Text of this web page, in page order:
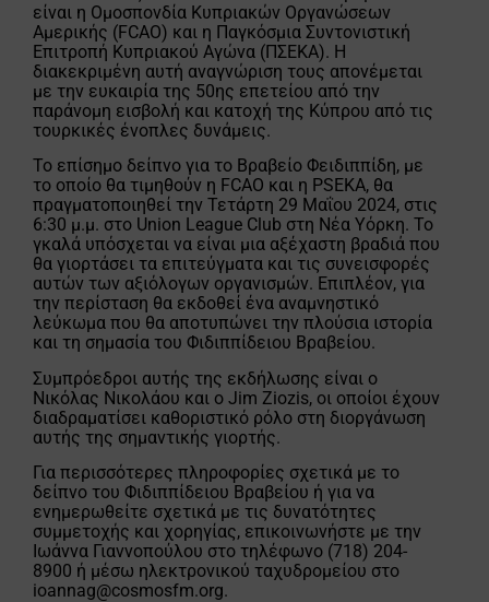
είναι η Ομοσπονδία Κυπριακών Οργανώσεων
Αμερικής (FCAO) και η Παγκόσμια Συντονιστική
Επιτροπή Κυπριακού Αγώνα (ΠΣΕΚΑ). Η
διακεκριμένη αυτή αναγνώριση τους απονέμεται
με την ευκαιρία της 50ης επετείου από την
παράνομη εισβολή και κατοχή της Κύπρου από τις
τουρκικές ένοπλες δυνάμεις.
Το επίσημο δείπνο για το Βραβείο Φειδιππίδη, με
το οποίο θα τιμηθούν η FCAO και η PSEKA, θα
πραγματοποιηθεί την Τετάρτη 29 Μαΐου 2024, στις
6:30 μ.μ. στο Union League Club στη Νέα Υόρκη. Το
γκαλά υπόσχεται να είναι μια αξέχαστη βραδιά που
θα γιορτάσει τα επιτεύγματα και τις συνεισφορές
αυτών των αξιόλογων οργανισμών. Επιπλέον, για
την περίσταση θα εκδοθεί ένα αναμνηστικό
λεύκωμα που θα αποτυπώνει την πλούσια ιστορία
και τη σημασία του Φιδιππίδειου Βραβείου.
Συμπρόεδροι αυτής της εκδήλωσης είναι ο
Νικόλας Νικολάου και ο Jim Ziozis, οι οποίοι έχουν
διαδραματίσει καθοριστικό ρόλο στη διοργάνωση
αυτής της σημαντικής γιορτής.
Για περισσότερες πληροφορίες σχετικά με το
δείπνο του Φιδιππίδειου Βραβείου ή για να
ενημερωθείτε σχετικά με τις δυνατότητες
συμμετοχής και χορηγίας, επικοινωνήστε με την
Ιωάννα Γιαννοπούλου στο τηλέφωνο (718) 204-
8900 ή μέσω ηλεκτρονικού ταχυδρομείου στο
ioannag@cosmosfm.org.